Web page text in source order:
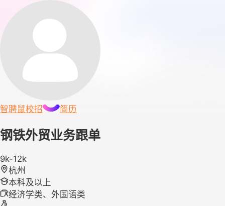
智聘鼠校招 简历
钢铁外贸业务跟单
9k-12k
杭州
本科及以上
经济学类、外国语类